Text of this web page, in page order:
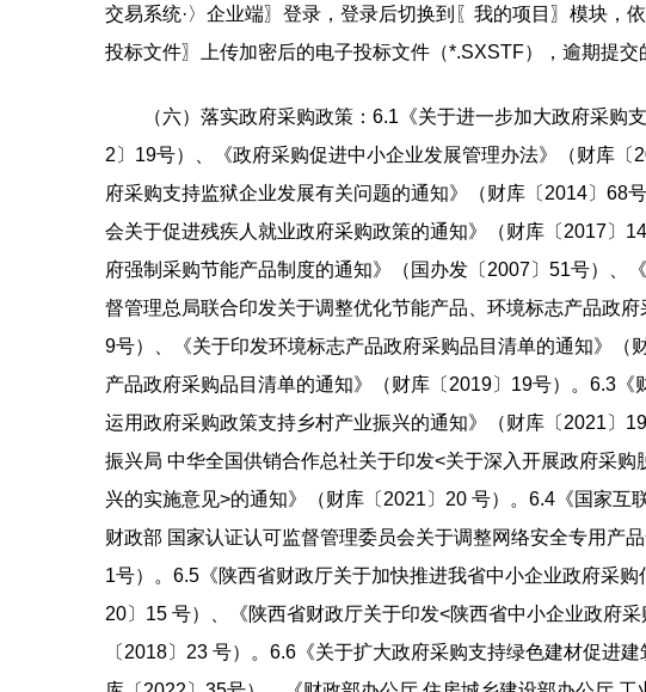
交易系统·〉企业端〗登录，登录后切换到〖我的项目〗模块，
投标文件〗上传加密后的电子投标文件（*.SXSTF），逾期提交
（六）落实政府采购政策：6.1《关于进一步加大政府采购
2〕19号）、《政府采购促进中小企业发展管理办法》（财库〔
府采购支持监狱企业发展有关问题的通知》（财库〔2014〕68
会关于促进残疾人就业政府采购政策的通知》（财库〔2017〕
府强制采购节能产品制度的通知》（国办发〔2007〕51号）、
督管理总局联合印发关于调整优化节能产品、环境标志产品政府
9号）、《关于印发环境标志产品政府采购品目清单的通知》（
产品政府采购品目清单的通知》（财库〔2019〕19号）。6.3
运用政府采购政策支持乡村产业振兴的通知》（财库〔2021〕
振兴局 中华全国供销合作总社关于印发<关于深入开展政府采
兴的实施意见>的通知》（财库〔2021〕20 号）。6.4《国家互
财政部 国家认证认可监督管理委员会关于调整网络安全专用产
1号）。6.5《陕西省财政厅关于加快推进我省中小企业政府采
20〕15 号）、《陕西省财政厅关于印发<陕西省中小企业政府
〔2018〕23 号）。6.6《关于扩大政府采购支持绿色建材促进